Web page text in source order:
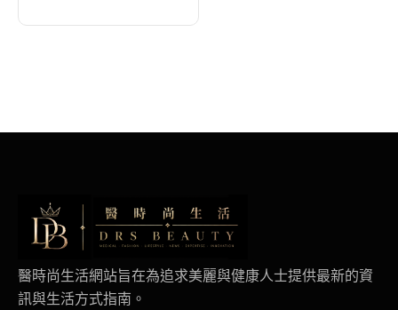
醫時尚生活網站旨在為追求美麗與健康人士提供最新的資
訊與生活方式指南。